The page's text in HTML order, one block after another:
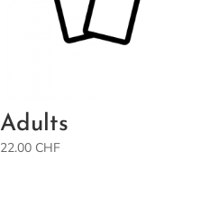
Adults
22.00 CHF